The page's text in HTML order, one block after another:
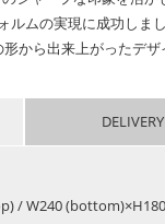
ルムの実現に成功しま
から出来上がったデザ
DELIVERY
/ W240